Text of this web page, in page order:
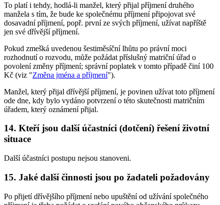
To platí i tehdy, hodlá-li manžel, který přijal příjmení druhého
manžela s tím, že bude ke společnému příjmení připojovat své
dosavadní příjmení, popř. první ze svých příjmení, užívat napříště
jen své dřívější příjmení.
Pokud zmešká uvedenou šestiměsíční lhůtu po právní moci
rozhodnutí o rozvodu, může požádat příslušný matriční úřad o
povolení změny příjmení; správní poplatek v tomto případě činí 100
Kč (viz "Změna jména a příjmení").
Manžel, který přijal dřívější příjmení, je povinen užívat toto příjmení
ode dne, kdy bylo vydáno potvrzení o této skutečnosti matričním
úřadem, který oznámení přijal.
14. Kteří jsou další účastníci (dotčení) řešení životní
situace
Další účastníci postupu nejsou stanoveni.
15. Jaké další činnosti jsou po žadateli požadovány
Po přijetí dřívějšího příjmení nebo upuštění od užívání společného